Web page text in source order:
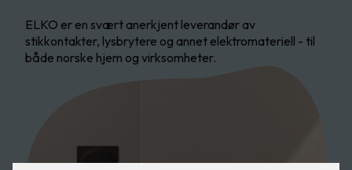
ELKO er en svært anerkjent leverandør av
stikkontakter, lysbrytere og annet elektromateriell - til
både norske hjem og virksomheter.